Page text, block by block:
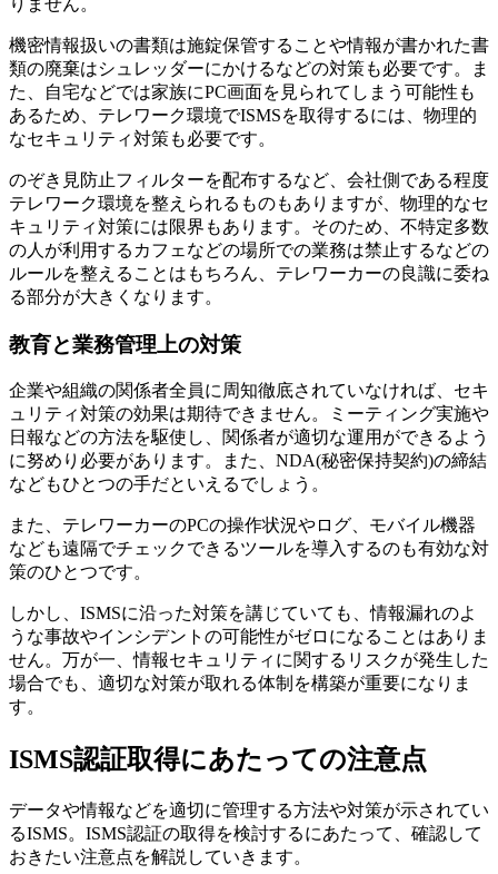
機密情報扱いの書類は施錠保管することや情報が書かれた書
類の廃棄はシュレッダーにかけるなどの対策も必要です。ま
た、自宅などでは家族にPC画面を見られてしまう可能性も
あるため、テレワーク環境でISMSを取得するには、物理的
なセキュリティ対策も必要です。
のぞき見防止フィルターを配布するなど、会社側である程度
テレワーク環境を整えられるものもありますが、物理的なセ
キュリティ対策には限界もあります。そのため、不特定多数
の人が利用するカフェなどの場所での業務は禁止するなどの
ルールを整えることはもちろん、テレワーカーの良識に委ね
る部分が大きくなります。
教育と業務管理上の対策
企業や組織の関係者全員に周知徹底されていなければ、セキ
ュリティ対策の効果は期待できません。ミーティング実施や
日報などの方法を駆使し、関係者が適切な運用ができるよう
に努めり必要があります。また、NDA(秘密保持契約)の締結
などもひとつの手だといえるでしょう。
また、テレワーカーのPCの操作状況やログ、モバイル機器
なども遠隔でチェックできるツールを導入するのも有効な対
策のひとつです。
しかし、ISMSに沿った対策を講じていても、情報漏れのよ
うな事故やインシデントの可能性がゼロになることはありま
せん。万が一、情報セキュリティに関するリスクが発生した
場合でも、適切な対策が取れる体制を構築が重要になりま
す。
ISMS認証取得にあたっての注意点
データや情報などを適切に管理する方法や対策が示されてい
るISMS。ISMS認証の取得を検討するにあたって、確認して
おきたい注意点を解説していきます。